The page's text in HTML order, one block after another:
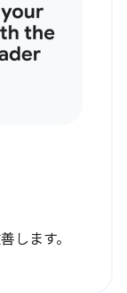
します。